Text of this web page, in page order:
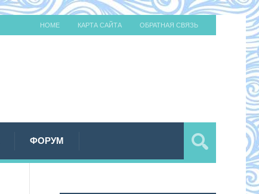
HOME КАРТА САЙТА ОБРАТНАЯ СВЯЗЬ
ФОРУМ